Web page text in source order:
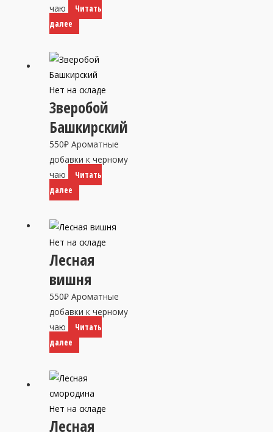
чаю
Читать
далее
Нет на складе
Зверобой
Башкирский
550₽ Ароматные
добавки к черному
чаю
Читать
далее
Нет на складе
Лесная
вишня
550₽ Ароматные
добавки к черному
чаю
Читать
далее
Нет на складе
Лесная